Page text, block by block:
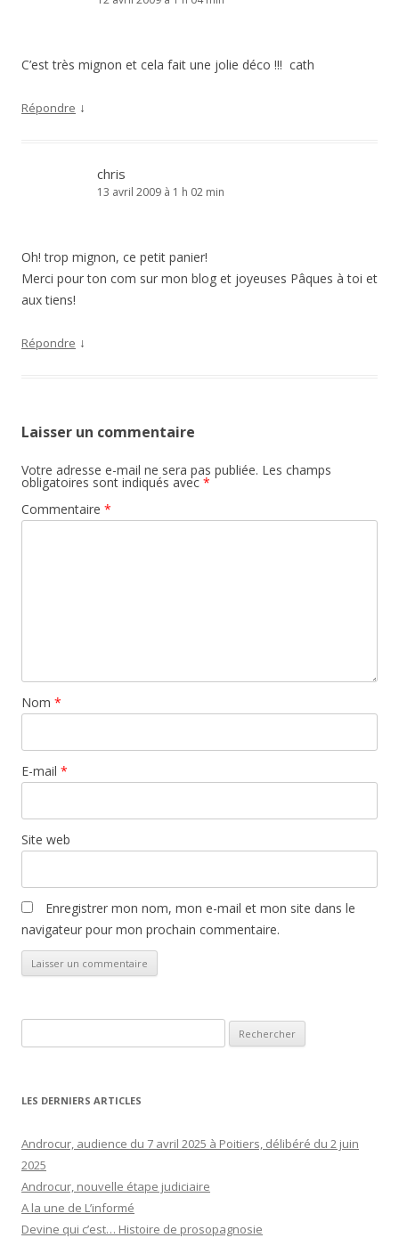
C’est très mignon et cela fait une jolie déco !!! cath
Répondre ↓
chris
13 avril 2009 à 1 h 02 min
Oh! trop mignon, ce petit panier!
Merci pour ton com sur mon blog et joyeuses Pâques à toi et
aux tiens!
Répondre ↓
Laisser un commentaire
Votre adresse e-mail ne sera pas publiée. Les champs
obligatoires sont indiqués avec *
Commentaire *
Nom *
E-mail *
Site web
Enregistrer mon nom, mon e-mail et mon site dans le
navigateur pour mon prochain commentaire.
LES DERNIERS ARTICLES
Androcur, audience du 7 avril 2025 à Poitiers, délibéré du 2 juin
2025
Androcur, nouvelle étape judiciaire
A la une de L’informé
Devine qui c’est… Histoire de prosopagnosie